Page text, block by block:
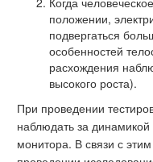
положении,
подвергаться
особенностей
расхождения
высокого роста).
При проведении
наблюдать за динамикой
монитора. В связи с